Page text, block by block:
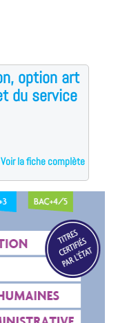
option art
du service
Voir la fiche complète